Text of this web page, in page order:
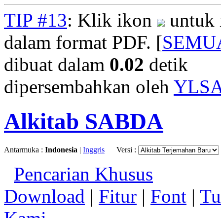
TIP #13: Klik ikon
untuk
dalam format PDF. [
dibuat dalam 0.02 detik
dipersembahkan oleh
Alkitab SABDA
Antarmuka : Indonesia | Inggris Versi :
Pencarian Khusus
Download | Fitur | Font |